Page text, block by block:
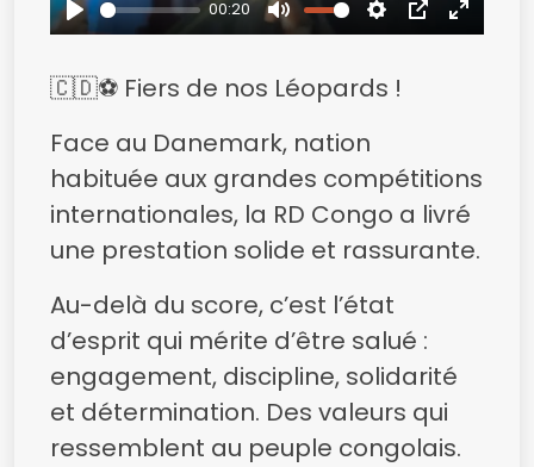
Play
00:20
Mute Settings
PIPEnter
🇨🇩⚽ Fiers de nos Léopards !
Face au Danemark, nation
habituée aux grandes compétitions
internationales, la RD Congo a livré
une prestation solide et rassurante.
Au-delà du score, c’est l’état
d’esprit qui mérite d’être salué :
engagement, discipline, solidarité
et détermination. Des valeurs qui
ressemblent au peuple congolais.